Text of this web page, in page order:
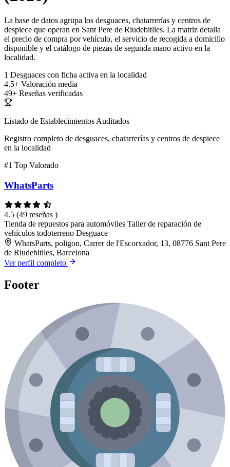
La base de datos agrupa los desguaces, chatarrerías y centros de
despiece que operan en Sant Pere de Riudebitlles. La matriz detalla
el precio de compra por vehículo, el servicio de recogida a domicilio
disponible y el catálogo de piezas de segunda mano activo en la
localidad.
1 Desguaces con ficha activa en la localidad
4.5+ Valoración media
49+ Reseñas verificadas
Listado de Establecimientos Auditados
Registro completo de desguaces, chatarrerías y centros de despiece
en la localidad
#1 Top Valorado
WhatsParts
4.5 (49 reseñas )
Tienda de repuestos para automóviles Taller de reparación de
vehículos todoterreno Desguace
WhatsParts, poligon, Carrer de l'Escorxador, 13, 08776 Sant Pere
de Riudebitlles, Barcelona
Ver perfil completo
Footer